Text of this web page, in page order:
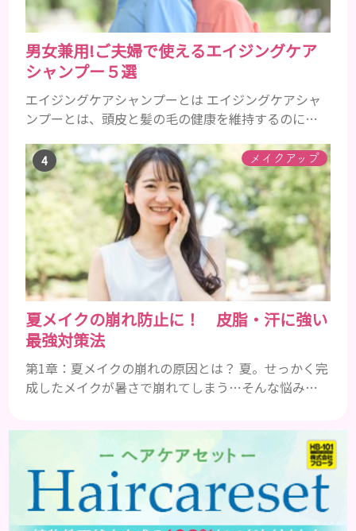
男女兼用!ご夫婦で使えるエイジングケア
シャンプー５選
エイジングケアシャンプーとは エイジングケアシャ
ンプーとは、頭皮と髪の毛の健康を維持するのに必
シャンプーのことです。 加齢とともに気になるの
は、髪のボリュームやハリやコシ、ツヤなどがなく
なってくることや、抜け毛や薄毛、白髪など様々で
す。 自分の改善したい症状に効果的なエイジングケ
アシャンプーを使うことが大事です。 一般的に頭皮
環境をよくするには、アミノ...
メイクアップ
夏メイクの崩れ防止に！ 皮脂・汗に強い
最強対策法
第1章：夏メイクの崩れの原因とは？ 夏。せっかく完
成したメイクが暑さで崩れてしまう…そんな悩みを
ョンがヨレると一日中憂鬱になりますよね。夏は気
温や湿度が高くなることで皮脂分泌が活発になり、汗
と混ざってメイクが崩れやすくなるのが原因です。で
も、崩れにくい夏メイクは、皮脂崩れ防止下地やウ
ォータープルーフ処方の...